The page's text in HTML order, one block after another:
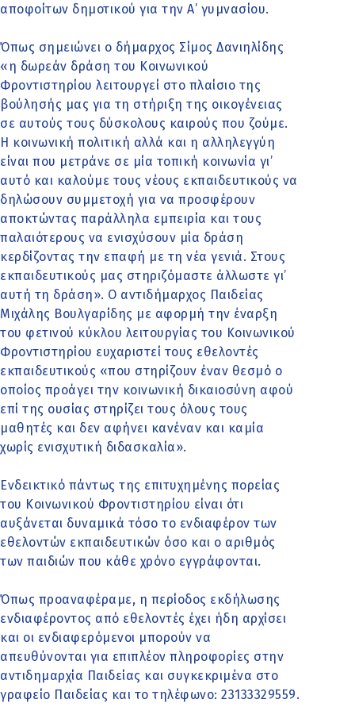
αποφοίτων δημοτικού για την Α’ γυμνασίου.
Όπως σημειώνει ο δήμαρχος Σίμος Δανιηλίδης
«η δωρεάν δράση του Κοινωνικού
Φροντιστηρίου λειτουργεί στο πλαίσιο της
βούλησής μας για τη στήριξη της οικογένειας
σε αυτούς τους δύσκολους καιρούς που ζούμε.
Η κοινωνική πολιτική αλλά και η αλληλεγγύη
είναι που μετράνε σε μία τοπική κοινωνία γι’
αυτό και καλούμε τους νέους εκπαιδευτικούς να
δηλώσουν συμμετοχή για να προσφέρουν
αποκτώντας παράλληλα εμπειρία και τους
παλαιότερους να ενισχύσουν μία δράση
κερδίζοντας την επαφή με τη νέα γενιά. Στους
εκπαιδευτικούς μας στηριζόμαστε άλλωστε γι’
αυτή τη δράση». Ο αντιδήμαρχος Παιδείας
Μιχάλης Βουλγαρίδης με αφορμή την έναρξη
του φετινού κύκλου λειτουργίας του Κοινωνικού
Φροντιστηρίου ευχαριστεί τους εθελοντές
εκπαιδευτικούς «που στηρίζουν έναν θεσμό ο
οποίος προάγει την κοινωνική δικαιοσύνη αφού
επί της ουσίας στηρίζει τους όλους τους
μαθητές και δεν αφήνει κανέναν και καμία
χωρίς ενισχυτική διδασκαλία».
Ενδεικτικό πάντως της επιτυχημένης πορείας
του Κοινωνικού Φροντιστηρίου είναι ότι
αυξάνεται δυναμικά τόσο το ενδιαφέρον των
εθελοντών εκπαιδευτικών όσο και ο αριθμός
των παιδιών που κάθε χρόνο εγγράφονται.
Όπως προαναφέραμε, η περίοδος εκδήλωσης
ενδιαφέροντος από εθελοντές έχει ήδη αρχίσει
και οι ενδιαφερόμενοι μπορούν να
απευθύνονται για επιπλέον πληροφορίες στην
αντιδημαρχία Παιδείας και συγκεκριμένα στο
γραφείο Παιδείας και το τηλέφωνο: 23133329559.